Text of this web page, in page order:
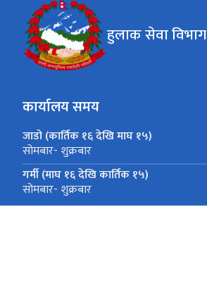
हुलाक सेवा विभाग
कार्यालय समय
जाडो (कार्तिक १६ देखि माघ १५)
सोमबार- शुक्रबार
गर्मी (माघ १६ देखि कार्तिक १५)
सोमबार- शुक्रबार